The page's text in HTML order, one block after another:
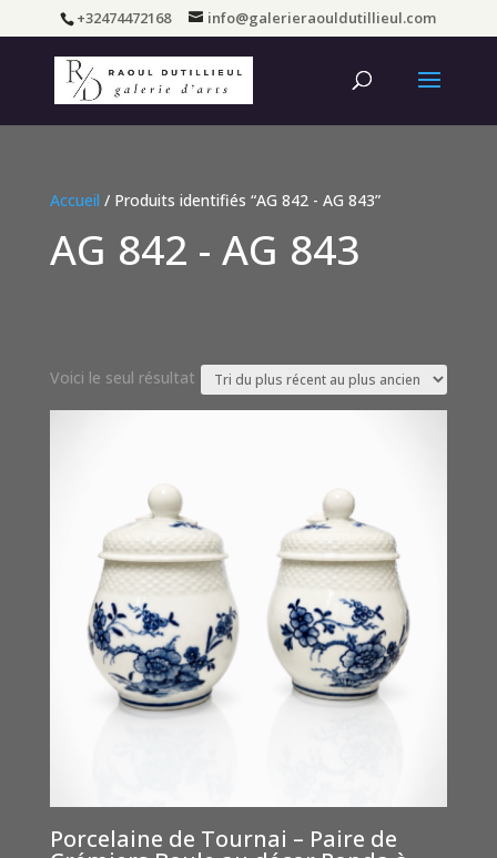
+32474472168 info@galerieraouldutillieul.com
Accueil / Produits identifiés “AG 842 - AG 843”
AG 842 - AG 843
Voici le seul résultat
Porcelaine de Tournai – Paire de